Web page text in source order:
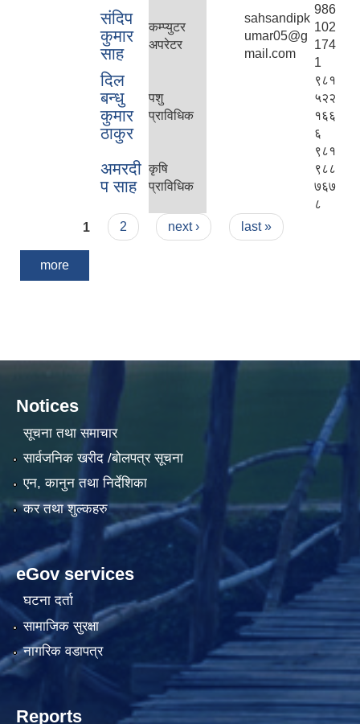
संदिप
कुमार
साह
कम्प्युटर
अपरेटर
sahsandipk
umar05@g
mail.com
986
102
174
1
दिल
बन्धु
कुमार
ठाकुर
पशु
प्राविधिक
९८१
५२२
१६६
६
अमरदी
प साह
कृषि
प्राविधिक
९८१
९८८
७६७
८
Pages
1 2 next › last »
more
Notices
सूचना तथा समाचार
सार्वजनिक खरीद /बोलपत्र सूचना
एन, कानुन तथा निर्देशिका
कर तथा शुल्कहरु
eGov services
घटना दर्ता
सामाजिक सुरक्षा
नागरिक वडापत्र
Reports